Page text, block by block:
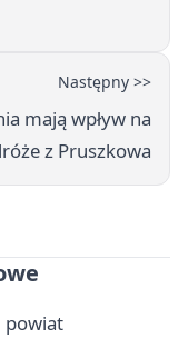
Następny >>
mają wpływ na
z Pruszkowa
powiat